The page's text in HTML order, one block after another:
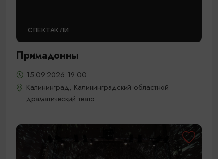
СПЕКТАКЛИ
Примадонны
15.09.2026 19:00
Калининград, Калининградский областной
драматический театр